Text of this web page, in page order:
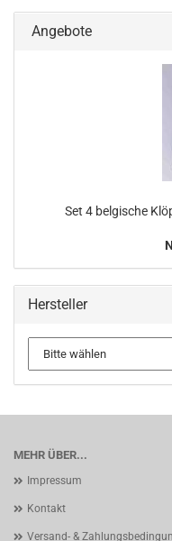
Angebote
Set 4 belgische
Hersteller
MEHR ÜBER...
Impressum
Kontakt
Versand- &